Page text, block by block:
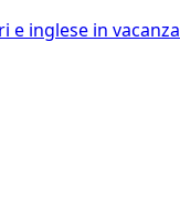
e inglese in vacanza